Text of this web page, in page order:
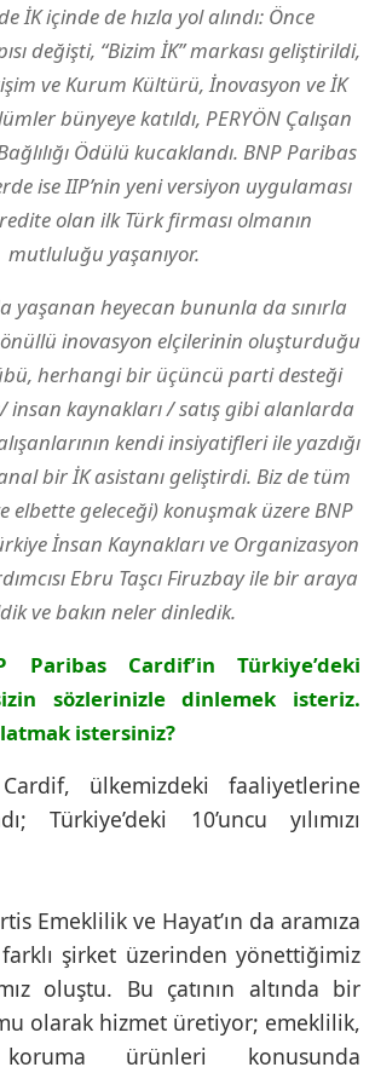
İK içinde de hızla yol alındı: Önce
değişti, “Bizim İK” markası geliştirildi,
ve Kurum Kültürü, İnovasyon ve İK
bünyeye katıldı, PERYÖN Çalışan
Ödülü kucaklandı. BNP Paribas
ise IIP’nin yeni versiyon uygulaması
olan ilk Türk firması olmanın
mutluluğu yaşanıyor.
yaşanan heyecan bununla da sınırla
inovasyon elçilerinin oluşturduğu
herhangi bir üçüncü parti desteği
kaynakları / satış gibi alanlarda
kendi insiyatifleri ile yazdığı
bir İK asistanı geliştirdi. Biz de tüm
elbette geleceği) konuşmak üzere BNP
İnsan Kaynakları ve Organizasyon
Ebru Taşcı Firuzbay ile bir araya
ve bakın neler dinledik.
Paribas Cardif’in Türkiye’deki
sözlerinizle dinlemek isteriz.
istersiniz?
ülkemizdeki faaliyetlerine
Türkiye’deki 10’uncu yılımızı
Emeklilik ve Hayat’ın da aramıza
farklı şirket üzerinden yönettiğimiz
oluştu. Bu çatının altında bir
olarak hizmet üretiyor; emeklilik,
ürünleri konusunda